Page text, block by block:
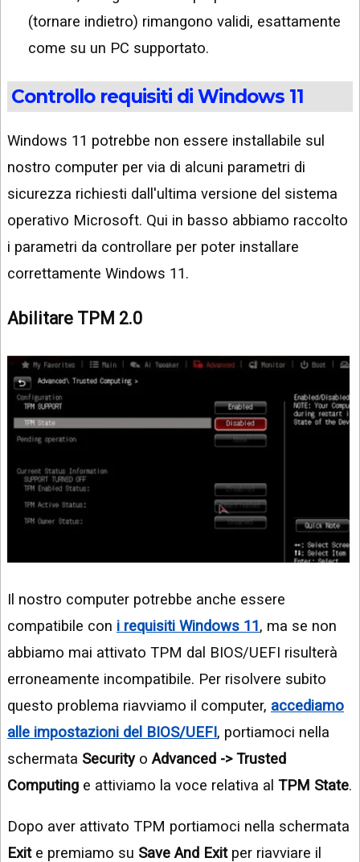
(tornare indietro) rimangono validi, esattamente
come su un PC supportato.
Controllo requisiti di Windows 11
Windows 11 potrebbe non essere installabile sul
nostro computer per via di alcuni parametri di
sicurezza richiesti dall'ultima versione del sistema
operativo Microsoft. Qui in basso abbiamo raccolto
i parametri da controllare per poter installare
correttamente Windows 11.
Abilitare TPM 2.0
Il nostro computer potrebbe anche essere
compatibile con i requisiti Windows 11, ma se non
abbiamo mai attivato TPM dal BIOS/UEFI risulterà
erroneamente incompatibile. Per risolvere subito
questo problema riavviamo il computer, accediamo
alle impostazioni del BIOS/UEFI, portiamoci nella
schermata Securityo Advanced -> Trusted
Computing e attiviamo la voce relativa al TPM State.
Dopo aver attivato TPM portiamoci nella schermata
Exite premiamo su Save And Exitper riavviare il